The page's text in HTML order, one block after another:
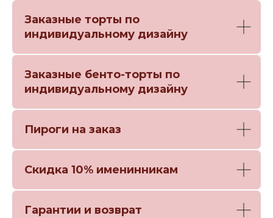
Заказные торты по
индивидуальному дизайну
Заказные бенто-торты по
индивидуальному дизайну
Пироги на заказ
Скидка 10% именинникам
Гарантии и возврат